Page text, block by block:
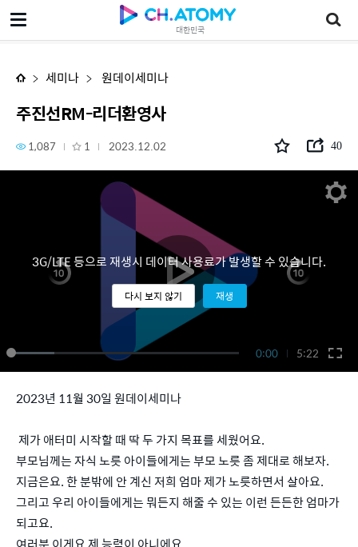
대한민국
주진선RM-리더환영사
세미나 원데이세미나
주진선RM-리더환영사
1,087 1 2023.12.02 40
0:00 5:22
3G/LTE 등으로 재생시 데이터 사용료가 발생할 수 있습니다.
다시 보지 않기 재생
2023년 11월 30일 원데이세미나
제가 애터미 시작할 때 딱 두 가지 목표를 세웠어요.
부모님께는 자식 노릇 아이들에게는 부모 노릇 좀 제대로 해보자.
지금은요. 한 분밖에 안 계신 저희 엄마 제가 노릇하면서 살아요.
그리고 우리 아이들에게는 뭐든지 해줄 수 있는 이런 든든한 엄마가
되고요.